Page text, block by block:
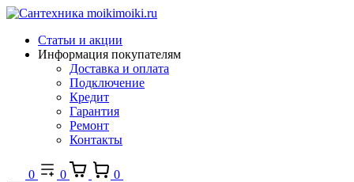
Статьи и акции
Информация покупателям
Доставка и оплата
Подключение
Кредит
Гарантия
Ремонт
Контакты
0 0 0